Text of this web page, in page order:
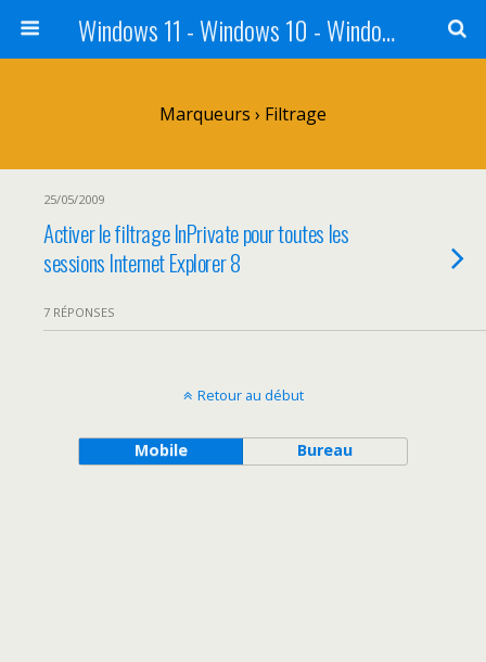
Windows 11 - Windows 10 - Windows 8 - Windows 7 - VISTA
Marqueurs › Filtrage
25/05/2009
Activer le filtrage InPrivate pour toutes les
sessions Internet Explorer 8
7 RÉPONSES
Retour au début
Mobile Bureau